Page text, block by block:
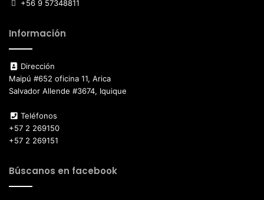
+56 9 57348811
Información
Dirección
Maipú #652 oficina 11, Arica
Salvador Allende #3674, Iquique
Teléfonos
+57 2 269150
+57 2 269151
Búscanos en facebook